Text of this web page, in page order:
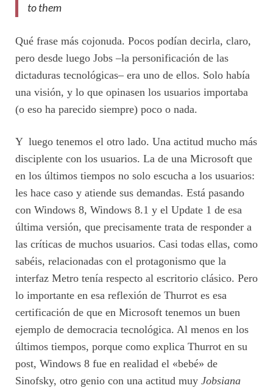
to them
Qué frase más cojonuda. Pocos podían decirla, claro,
pero desde luego Jobs –la personificación de las
dictaduras tecnológicas– era uno de ellos. Solo había
una visión, y lo que opinasen los usuarios importaba
(o eso ha parecido siempre) poco o nada.
Y luego tenemos el otro lado. Una actitud mucho más
disciplente con los usuarios. La de una Microsoft que
en los últimos tiempos no solo escucha a los usuarios:
les hace caso y atiende sus demandas. Está pasando
con Windows 8, Windows 8.1 y el Update 1 de esa
última versión, que precisamente trata de responder a
las críticas de muchos usuarios. Casi todas ellas, como
sabéis, relacionadas con el protagonismo que la
interfaz Metro tenía respecto al escritorio clásico. Pero
lo importante en esa reflexión de Thurrot es esa
certificación de que en Microsoft tenemos un buen
ejemplo de democracia tecnológica. Al menos en los
últimos tiempos, porque como explica Thurrot en su
post, Windows 8 fue en realidad el «bebé» de
Sinofsky, otro genio con una actitud muy Jobsiana